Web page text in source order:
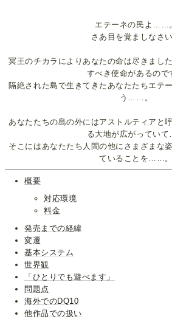
エテーネの民よ……
さあ目を覚ましなさい
冥王のチカラによりあなたの命は尽きまし
すべき使命があるので
隔絶された島で生きてきたあなたたちエテ
う……。
あなたたちの島の外にはアストルティアと
る大地が広がってい
そこにはあなたたち人間の他にさまざまな
ていることを……。
概要
対応環境
料金
発売までの経緯
変遷
基本システム
世界観
「ひとりでも遊べます」
問題点
海外でのDQ10
他作品での扱い